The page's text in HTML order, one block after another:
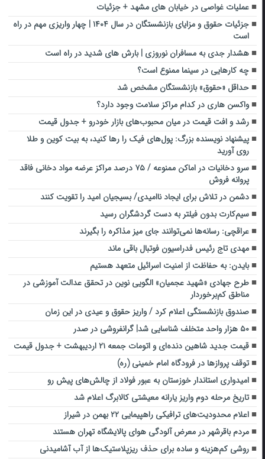
عملیات غواصی در خیابان های مشهد + جزئیات
جزئیات حقوق و مزایای بازنشستگان در سال ۱۴۰۴ | چهار واریزی مهم در راه
است
هشدار جدی به مسافران نوروزی | بارش‌ های شدید در راه است
چه کارهایی در سینما ممنوع است؟
حداقل «حقوق» بازنشستگان مشخص شد
واکسن هاری در کدام مراکز سلامت وجود دارد؟
رشد و افت قیمت در میان محبوب‌های بازار خودرو + جدول قیمت
پیشنهاد نویسنده بزرگ: پول‌های فیک را رها کنید، به بیت کوین و طلا
روی آورید
سرو دخانیات در اماکن ممنوعه / ۷۵ درصد مراکز عرضه مواد دخانی فاقد
پروانه فروش
دشمن در تلاش برای ایجاد ناامیدی/ بسیجیان امید را تقویت کنند
سیم‌کارت بدون فیلتر به دست گردشگران رسید
عراقچی: رسانه‌ها نمی‌توانند جای میز مذاکره را بگیرند
مهدی تاج رئیس فدراسیون فوتبال باقی ماند
بایدن: به حفاظت از امنیت اسرائیل متعهد هستیم
طرح جهادی «شهید عجمیان» الگویی نوین در تحقق عدالت آموزشی در
مناطق کم‌برخوردار
صندوق بازنشستگی اعلام کرد / واریز حقوق و عیدی در این زمان
۵۰ هزار واحد متخلف شناسایی شد| گرانفروشی در صدر
قیمت جدید شاهین دنده‌ای و اتومات جمعه ۲۱ اردیبهشت + جدول قیمت
توقف پروازها در فرودگاه امام خمینی (ره)
امیدواری استاندار خوزستان به عبور فولاد از چالش‌های پیش رو
تاریخ مرحله دوم واریز یارانه معیشتی کالابرگ اعلام شد
اعلام محدودیت‌های ترافیکی راهپیمایی ۲۲ بهمن در شیراز
مردم باقرشهر در معرض آلودگی هوای پالایشگاه تهران هستند
روشی کم‌هزینه و ساده برای حذف ریزپلاستیک‌ها از آب آشامیدنی